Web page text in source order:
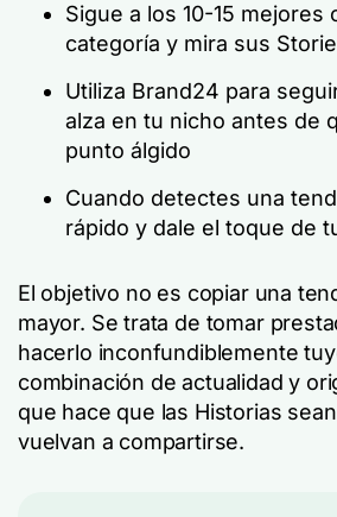
Sigue a los 10-15 mejores
categoría y mira sus
Utiliza Brand24 para
alza en tu nicho antes de
punto álgido
Cuando detectes una
rápido y dale el toque de
El objetivo no es copiar una
mayor. Se trata de tomar
hacerlo inconfundiblemente
combinación de actualidad y
que hace que las Historias
vuelvan a compartirse.